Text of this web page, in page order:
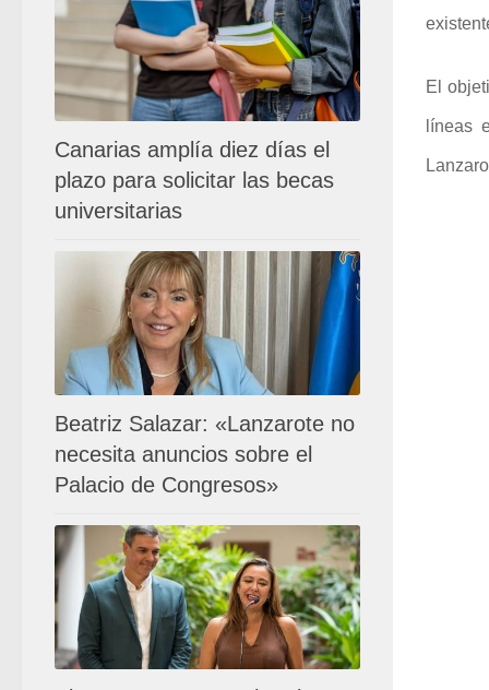
El
líneas
Canarias amplía diez días el
plazo para solicitar las becas
universitarias
Beatriz Salazar: «Lanzarote no
necesita anuncios sobre el
Palacio de Congresos»